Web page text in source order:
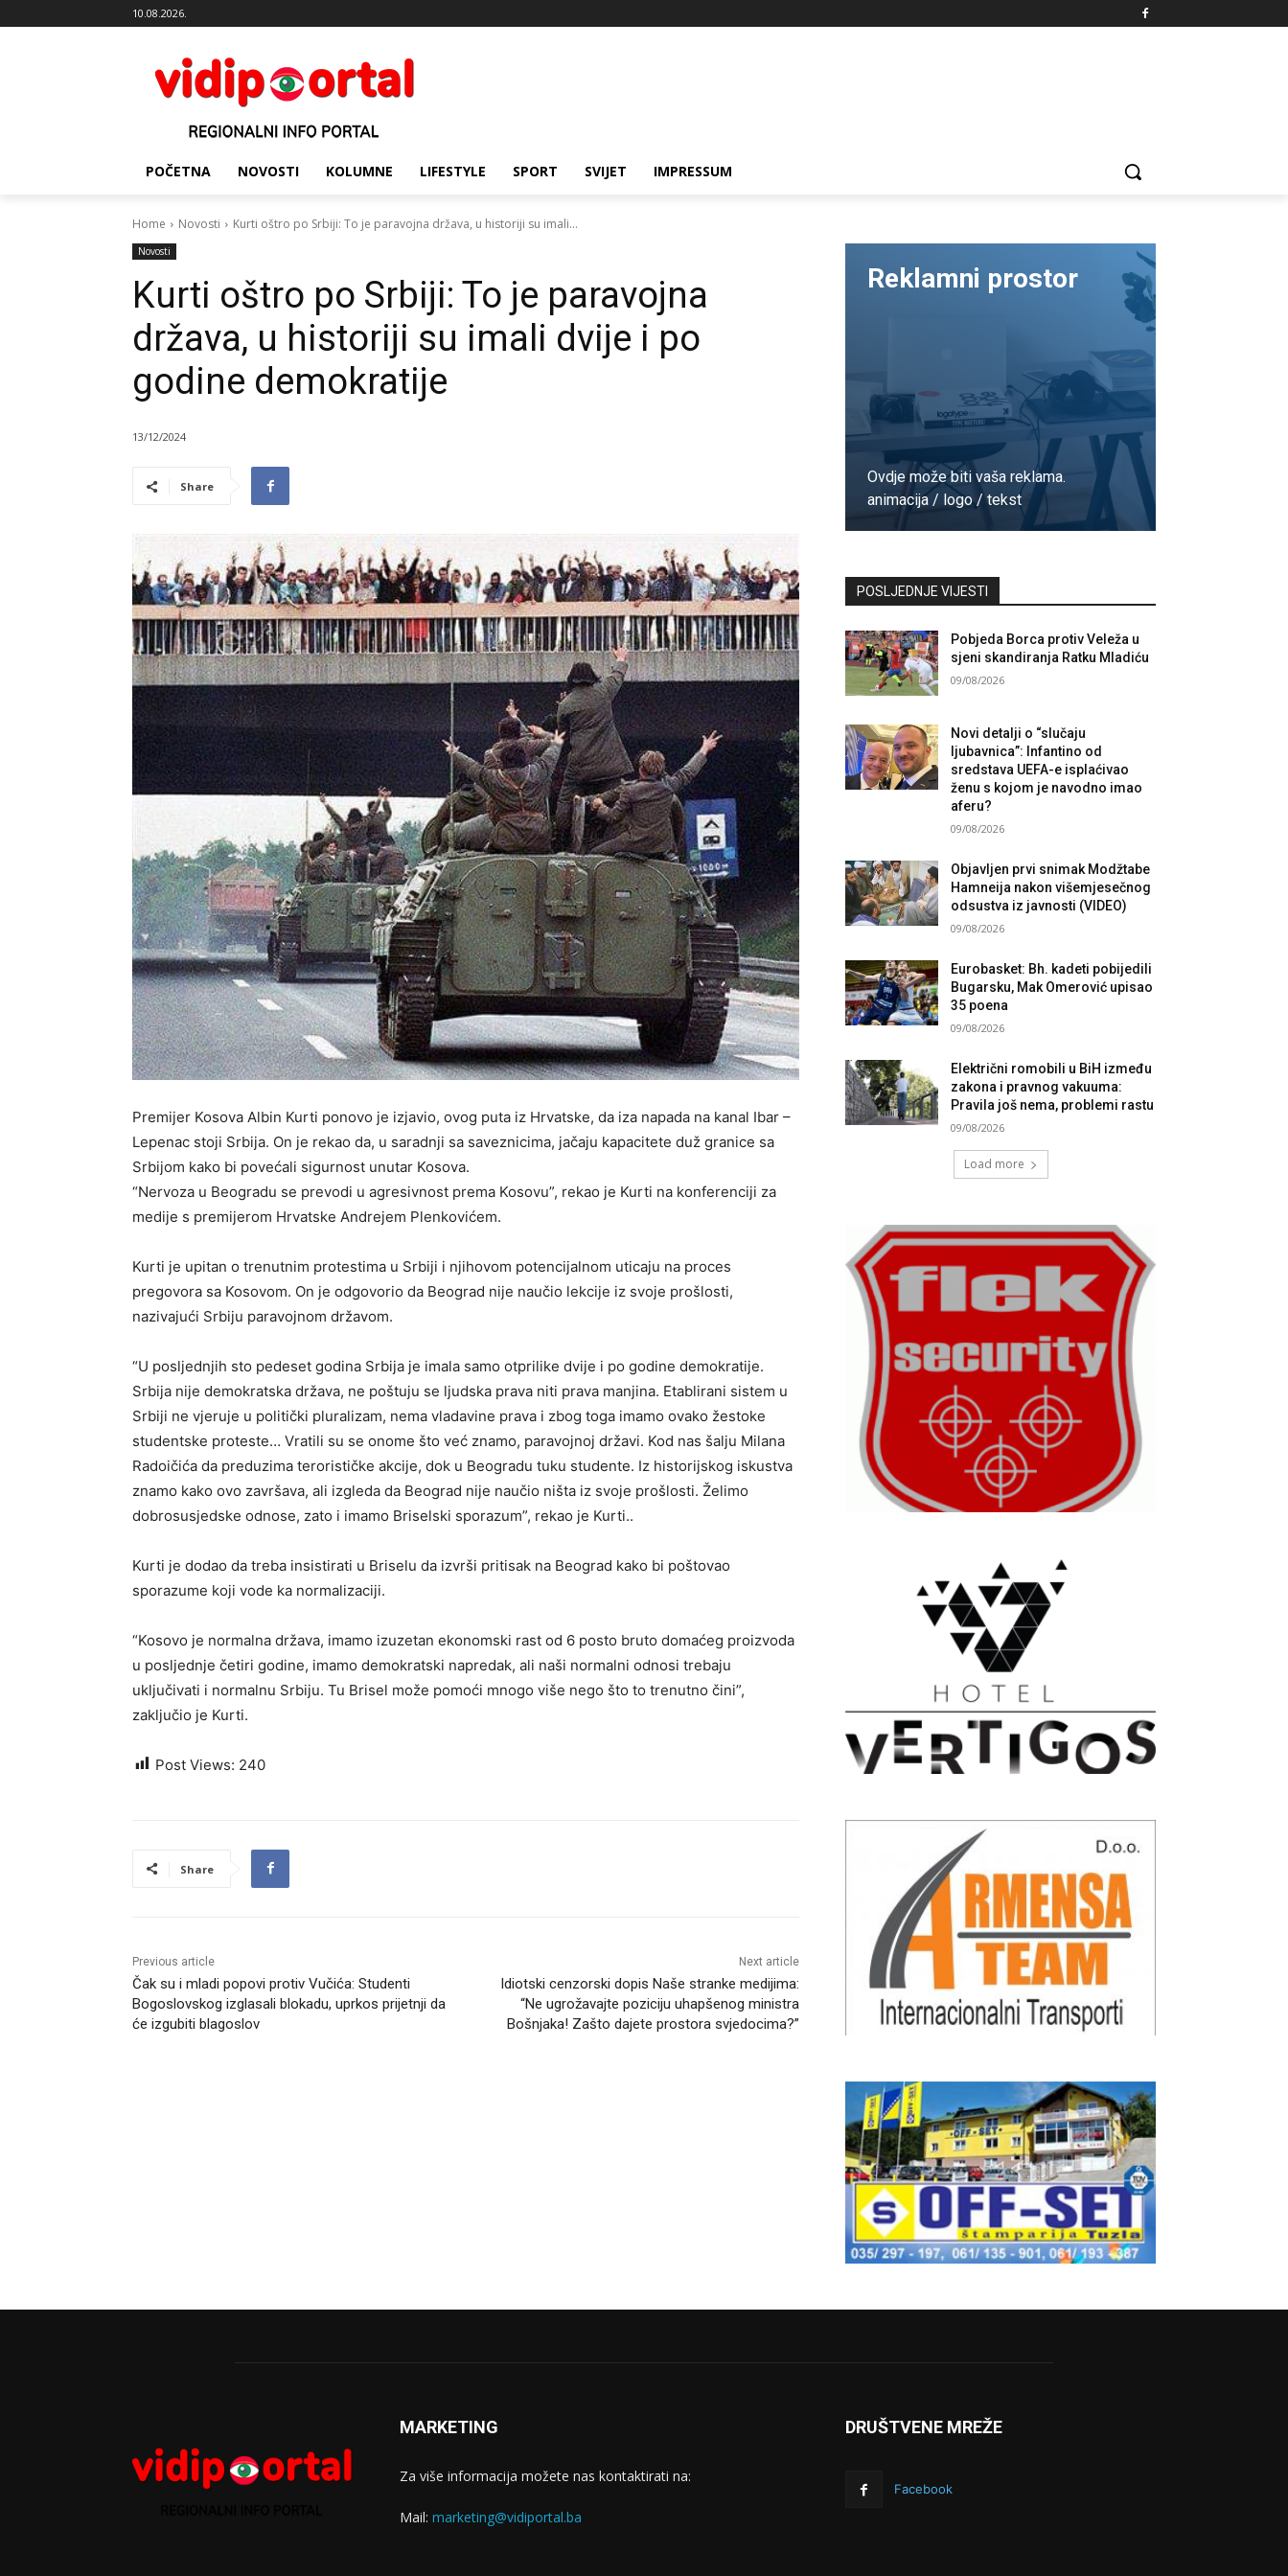
10.08.2026.
POČETNA NOVOSTI KOLUMNE LIFESTYLE SPORT SVIJET IMPRESSUM
Home Novosti Kurti oštro po Srbiji: To je paravojna država, u historiji su imali...
Novosti
Kurti oštro po Srbiji: To je paravojna
država, u historiji su imali dvije i po
godine demokratije
13/12/2024
Share
Premijer Kosova Albin Kurti ponovo je izjavio, ovog puta iz Hrvatske, da iza napada na kanal Ibar –
Lepenac stoji Srbija. On je rekao da, u saradnji sa saveznicima, jačaju kapacitete duž granice sa
Srbijom kako bi povećali sigurnost unutar Kosova.
“Nervoza u Beogradu se prevodi u agresivnost prema Kosovu”, rekao je Kurti na konferenciji za
medije s premijerom Hrvatske Andrejem Plenkovićem.
Kurti je upitan o trenutnim protestima u Srbiji i njihovom potencijalnom uticaju na proces
pregovora sa Kosovom. On je odgovorio da Beograd nije naučio lekcije iz svoje prošlosti,
nazivajući Srbiju paravojnom državom.
“U posljednjih sto pedeset godina Srbija je imala samo otprilike dvije i po godine demokratije.
Srbija nije demokratska država, ne poštuju se ljudska prava niti prava manjina. Etablirani sistem u
Srbiji ne vjeruje u politički pluralizam, nema vladavine prava i zbog toga imamo ovako žestoke
studentske proteste… Vratili su se onome što već znamo, paravojnoj državi. Kod nas šalju Milana
Radoičića da preduzima terorističke akcije, dok u Beogradu tuku studente. Iz historijskog iskustva
znamo kako ovo završava, ali izgleda da Beograd nije naučio ništa iz svoje prošlosti. Želimo
dobrosusjedske odnose, zato i imamo Briselski sporazum”, rekao je Kurti..
Kurti je dodao da treba insistirati u Briselu da izvrši pritisak na Beograd kako bi poštovao
sporazume koji vode ka normalizaciji.
“Kosovo je normalna država, imamo izuzetan ekonomski rast od 6 posto bruto domaćeg proizvoda
u posljednje četiri godine, imamo demokratski napredak, ali naši normalni odnosi trebaju
uključivati i normalnu Srbiju. Tu Brisel može pomoći mnogo više nego što to trenutno čini”,
zaključio je Kurti.
Post Views: 240
Share
Previous article
Čak su i mladi popovi protiv Vučića: Studenti
Bogoslovskog izglasali blokadu, uprkos prijetnji da
će izgubiti blagoslov
Next article
Idiotski cenzorski dopis Naše stranke medijima:
“Ne ugrožavajte poziciju uhapšenog ministra
Bošnjaka! Zašto dajete prostora svjedocima?”
Reklamni prostor
Ovdje može biti vaša reklama.
animacija / logo / tekst
POSLJEDNJE VIJESTI
Pobjeda Borca protiv Veleža u
sjeni skandiranja Ratku Mladiću
09/08/2026
Novi detalji o “slučaju
ljubavnica”: Infantino od
sredstava UEFA-e isplaćivao
ženu s kojom je navodno imao
aferu?
09/08/2026
Objavljen prvi snimak Modžtabe
Hamneija nakon višemjesečnog
odsustva iz javnosti (VIDEO)
09/08/2026
Eurobasket: Bh. kadeti pobijedili
Bugarsku, Mak Omerović upisao
35 poena
09/08/2026
Električni romobili u BiH između
zakona i pravnog vakuuma:
Pravila još nema, problemi rastu
09/08/2026
Load more
MARKETING
Za više informacija možete nas kontaktirati na:
Mail: marketing@vidiportal.ba
DRUŠTVENE MREŽE
Facebook